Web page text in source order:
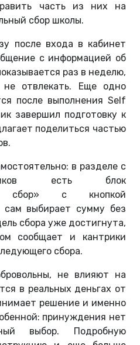
часть из них на
сбор школы.
после входа в кабинет
с информацией об
раз в неделю,
отвлекать. Еще одно
после выполнения Self
завершил подготовку к
поделиться частью
в разделе с
есть блок
сбор» с кнопкой
сам выбирает сумму без
сбора уже достигнута,
сообщает и кантрики
сбора.
не влияют на
в реальных деньгах от
решение и именно
принуждения нет
выбор. Подробную